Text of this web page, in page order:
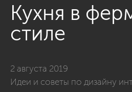
Кухня в
стиле
2 августа 2019
Идеи и советы по дизайну